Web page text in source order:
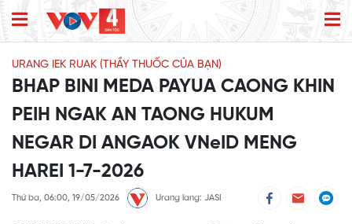
URANG IEK RUAK (THẦY THUỐC CỦA BẠN)
BHAP BINI MEDA PAYUA CAONG KHIN
PEIH NGAK AN TAONG HUKUM
NEGAR DI ANGAOK VNeID MENG
HAREI 1-7-2026
Thứ ba, 06:00, 19/05/2026 Urang lang: JASI